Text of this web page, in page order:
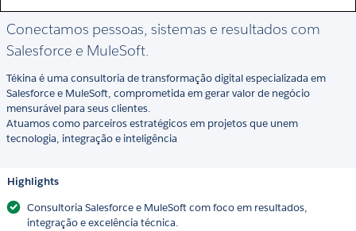
Conectamos pessoas, sistemas e resultados com
Salesforce e MuleSoft.
Tékina é uma consultoria de transformação digital especializada em
Salesforce e MuleSoft, comprometida em gerar valor de negócio
mensurável para seus clientes.
Atuamos como parceiros estratégicos em projetos que unem
tecnologia, integração e inteligência
Highlights
Consultoria Salesforce e MuleSoft com foco em resultados,
integração e excelência técnica.